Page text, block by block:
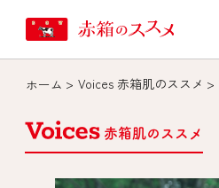
赤箱肌のススメ
ホーム Voices 赤箱肌のススメ